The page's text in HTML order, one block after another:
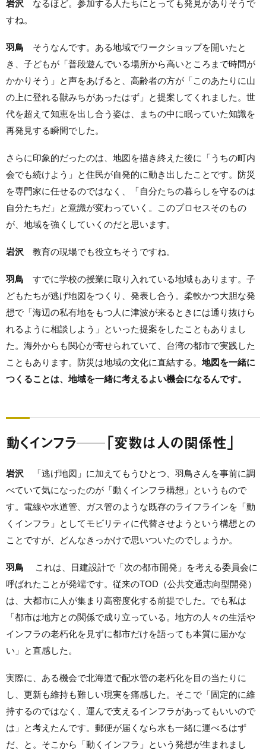
岩沢 なるほど。参加する人たちにとっても発見がありそうで
すね。
羽鳥 そうなんです。ある地域でワークショップを開いたと
き、子どもが「普段遊んでいる場所から高いところまで時間が
かかりそう」と声をあげると、高齢者の方が「このあたりに山
の上に登れる獣みちがあったはず」と提案してくれました。世
代を超えて知恵を出し合う姿は、まちの中に眠っていた知識を
再発見する瞬間でした。
さらに印象的だったのは、地図を描き終えた後に「うちの町内
会でも続けよう」と住民が自発的に動き出したことです。防災
を専門家に任せるのではなく、「自分たちの暮らしを守るのは
自分たちだ」と意識が変わっていく。このプロセスそのもの
が、地域を強くしていくのだと思います。
岩沢 教育の現場でも役立ちそうですね。
羽鳥 すでに学校の授業に取り入れている地域もあります。子
どもたちが逃げ地図をつくり、発表し合う。柔軟かつ大胆な発
想で「海辺の私有地をもつ人に津波が来るときには通り抜けら
れるように相談しよう」といった提案をしたこともありまし
た。海外からも関心が寄せられていて、台湾の都市で実践した
こともあります。防災は地域の文化に直結する。地図を一緒に
つくることは、地域を一緒に考えるよい機会になるんです。
動くインフラ──「変数は人の関係性」
岩沢 「逃げ地図」に加えてもうひとつ、羽鳥さんを事前に調
べていて気になったのが「動くインフラ構想」というもので
す。電線や水道管、ガス管のような既存のライフラインを「動
くインフラ」としてモビリティに代替させようという構想との
ことですが、どんなきっかけで思いついたのでしょうか。
羽鳥 これは、日建設計で「次の都市開発」を考える委員会に
呼ばれたことが発端です。従来のTOD（公共交通志向型開発）
は、大都市に人が集まり高密度化する前提でした。でも私は
「都市は地方との関係で成り立っている。地方の人々の生活や
インフラの老朽化を見ずに都市だけを語っても本質に届かな
い」と直感した。
実際に、ある機会で北海道で配水管の老朽化を目の当たりに
し、更新も維持も難しい現実を痛感した。そこで「固定的に維
持するのではなく、運んで支えるインフラがあってもいいので
は」と考えたんです。郵便が届くなら水も一緒に運べるはず
だ、と。そこから「動くインフラ」という発想が生まれまし